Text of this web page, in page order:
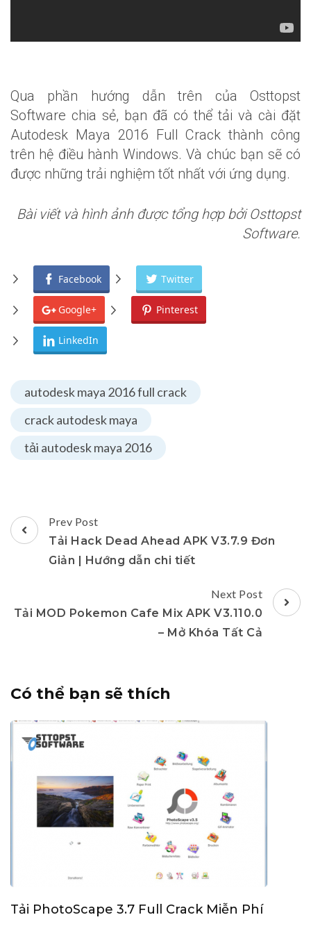
Qua phần hướng dẫn trên của Osttopst
Software chia sẻ, bạn đã có thể tải và cài đặt
Autodesk Maya 2016 Full Crack thành công
trên hệ điều hành Windows. Và chúc bạn sẽ có
được những trải nghiệm tốt nhất với ứng dụng.
Bài viết và hình ảnh được tổng hợp bởi Osttopst
Software.
Facebook Twitter
Google+ Pinterest
LinkedIn
autodesk maya 2016 full crack
crack autodesk maya
tải autodesk maya 2016
Post
Navigation
Prev Post
Tải Hack Dead Ahead APK V3.7.9 Đơn
Giản | Hướng dẫn chi tiết
Next Post
Tải MOD Pokemon Cafe Mix APK V3.110.0
– Mở Khóa Tất Cả
Có thể bạn sẽ thích
Tải PhotoScape 3.7 Full Crack Miễn Phí